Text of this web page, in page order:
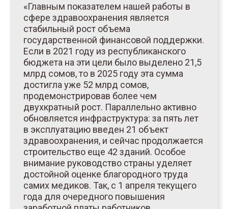
«Главным показателем нашей работы в
сфере здравоохранения является
стабильный рост объема
государственной финансовой поддержки.
Если в 2021 году из республиканского
бюджета на эти цели было выделено 21,5
млрд сомов, то в 2025 году эта сумма
достигла уже 52 млрд сомов,
продемонстрировав более чем
двухкратный рост. Параллельно активно
обновляется инфраструктура: за пять лет
в эксплуатацию введен 21 объект
здравоохранения, и сейчас продолжается
строительство еще 42 зданий. Особое
внимание руководство страны уделяет
достойной оценке благородного труда
самих медиков. Так, с 1 апреля текущего
года для очередного повышения